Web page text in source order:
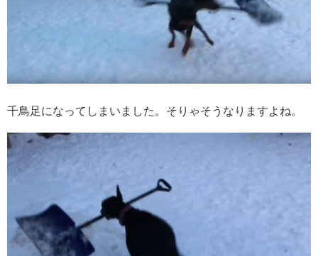
千鳥足になってしまいました。そりゃそうなりますよね。